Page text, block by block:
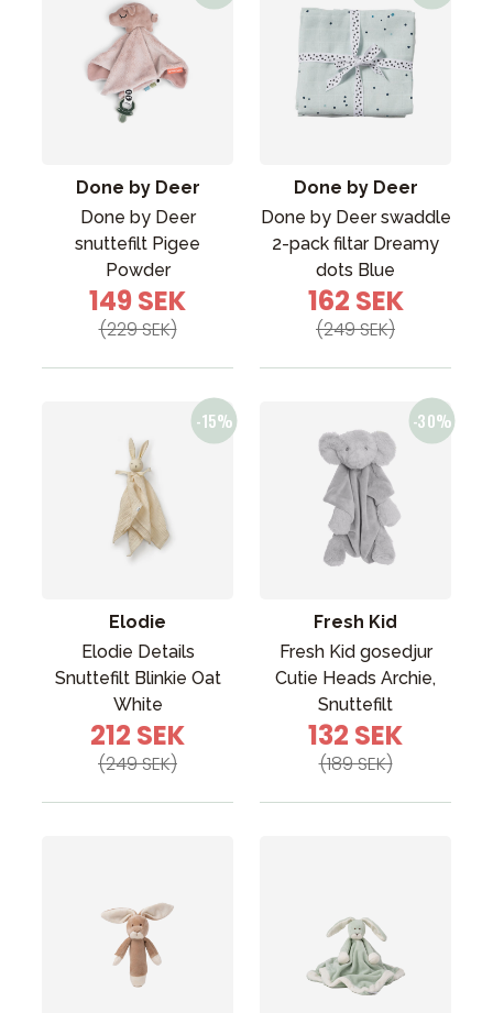
Done by Deer
Done by Deer
snuttefilt Pigee
Powder
149 SEK
(229 SEK)
Done by Deer
Done by Deer swaddle
2-pack filtar Dreamy
dots Blue
162 SEK
(249 SEK)
Elodie
Elodie Details
Snuttefilt Blinkie Oat
White
212 SEK
(249 SEK)
Fresh Kid
Fresh Kid gosedjur
Cutie Heads Archie,
Snuttefilt
132 SEK
(189 SEK)